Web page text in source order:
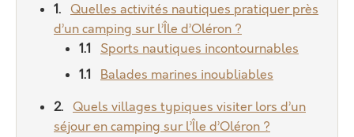
Quelles activités nautiques pratiquer près
d’un camping sur l’Île d’Oléron ?
Sports nautiques incontournables
Balades marines inoubliables
Quels villages typiques visiter lors d’un
séjour en camping sur l’Île d’Oléron ?